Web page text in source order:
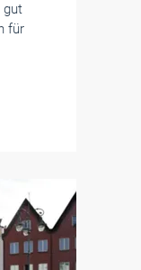
gut
für